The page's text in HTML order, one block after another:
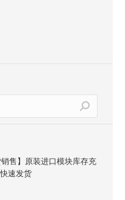
销售】原装进口模块库存充
速发货